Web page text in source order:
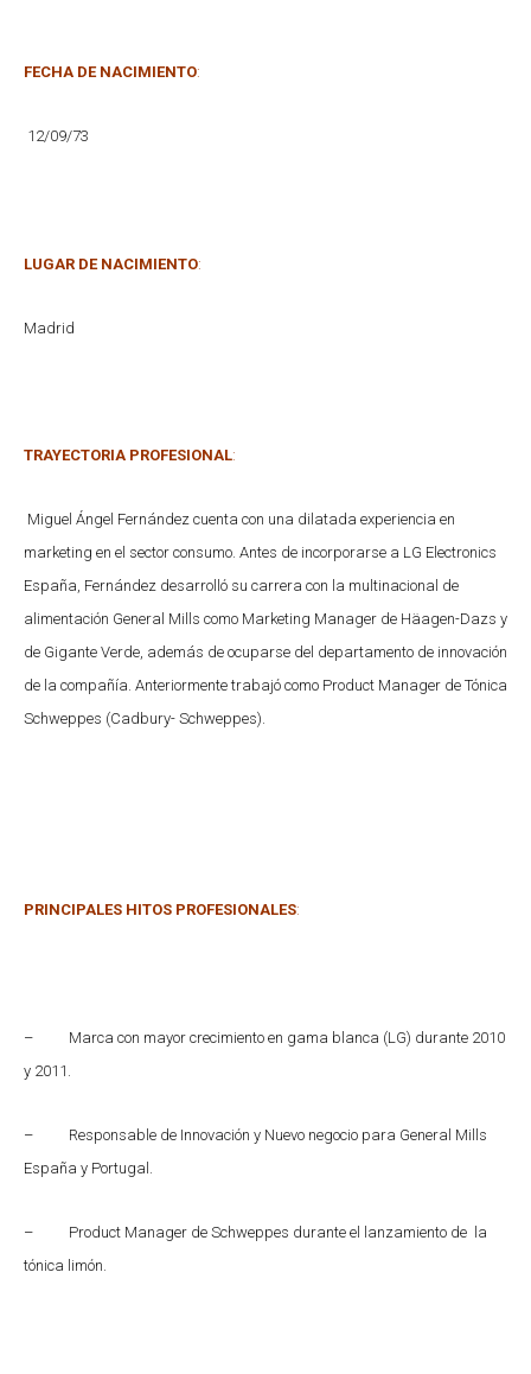
FECHA DE NACIMIENTO:
12/09/73
LUGAR DE NACIMIENTO:
Madrid
TRAYECTORIA PROFESIONAL:
Miguel Ángel Fernández cuenta con una dilatada experiencia en
marketing en el sector consumo. Antes de incorporarse a LG Electronics
España, Fernández desarrolló su carrera con la multinacional de
alimentación General Mills como Marketing Manager de Häagen-Dazs y
de Gigante Verde, además de ocuparse del departamento de innovación
de la compañía. Anteriormente trabajó como Product Manager de Tónica
Schweppes (Cadbury- Schweppes).
PRINCIPALES HITOS PROFESIONALES:
– Marca con mayor crecimiento en gama blanca (LG) durante 2010
y 2011.
– Responsable de Innovación y Nuevo negocio para General Mills
España y Portugal.
– Product Manager de Schweppes durante el lanzamiento de la
tónica limón.